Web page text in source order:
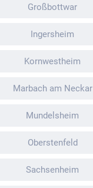
Großbottwar
Ingersheim
Kornwestheim
Marbach am Neckar
Mundelsheim
Oberstenfeld
Sachsenheim